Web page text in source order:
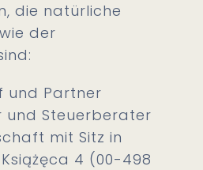
die natürliche
der
und Partner
und Steuerberater
mit Sitz in
4 (00-498